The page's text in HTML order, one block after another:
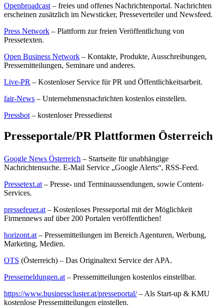
Openbroadcast – freies und offenes Nachrichtenportal. Nachrichten
erscheinen zusätzlich im Newsticker, Presseverteiler und Newsfeed.
Press Network – Plattform zur freien Veröffentlichung von
Pressetexten.
Open Business Network – Kontakte, Produkte, Ausschreibungen,
Pressemitteilungen, Seminare und anderes.
Live-PR – Kostenloser Service für PR und Öffentlichkeitsarbeit.
fair-News – Unternehmensnachrichten kostenlos einstellen.
Pressbot – kostenloser Pressedienst
Presseportale/PR Plattformen Österreich
Google News Österreich – Startseite für unabhängige
Nachrichtensuche. E-Mail Service „Google Alerts“, RSS-Feed.
Pressetext.at – Presse- und Terminaussendungen, sowie Content-
Services.
pressefeuer.at – Kostenloses Presseportal mit der Möglichkeit
Firmennews auf über 200 Portalen veröffentlichen!
horizont.at – Pressemitteilungen im Bereich Agenturen, Werbung,
Marketing, Medien.
OTS (Österreich) – Das Originaltext Service der APA.
Pressemeldungen.at – Pressemitteilungen kostenlos einstellbar.
https://www.businesscluster.at/presseportal/– Als Start-up & KMU
kostenlose Pressemitteilungen einstellen.